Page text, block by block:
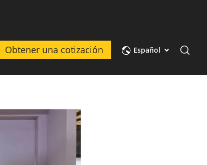
Obtener una cotización Español